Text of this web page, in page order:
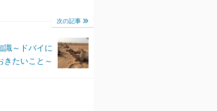
次の記事
識～ドバイに
きたいこと～